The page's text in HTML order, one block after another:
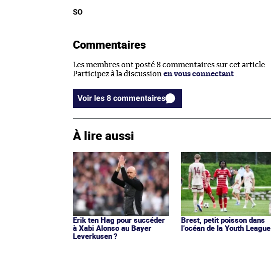
SO
Commentaires
Les membres ont posté 8 commentaires sur cet article.
Participez à la discussion en vous connectant .
Voir les 8 commentaires
À lire aussi
Erik ten Hag pour succéder
à Xabi Alonso au Bayer
Leverkusen ?
Brest, petit poisson dans
l’océan de la Youth League